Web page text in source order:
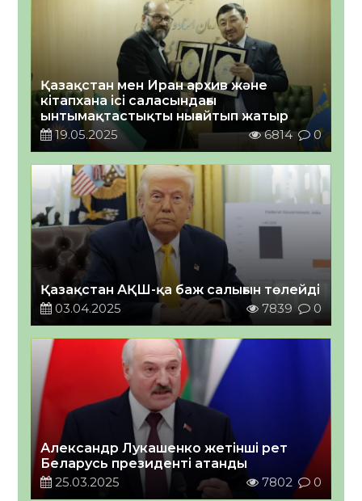
Қазақстан мен Иран архив және
кітапхана ісі саласындағы
ынтымақтастықты нығайтып жатыр
19.05.2025
6814 0
Қазақстан АҚШ-қа баж салығын төлейді
03.04.2025
7839 0
Александр Лукашенко жетінші рет
Беларусь президенті атанды
25.03.2025
7802 0